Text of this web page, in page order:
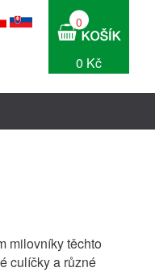
0
0 Kč
milovníky těchto
culíčky a různé